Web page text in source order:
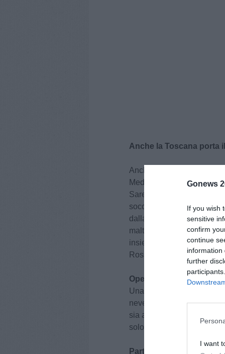
Gonews
If you wish
sensitive
confirm
continue
information
further
I want
Anche la Toscana porta
Anche la Toscana si
Medium è partito ieri
Sarebbero molte le
soccorsi sono giunti sul
dalla Toscana per portare
maltempo. Ad Amatrice,
insieme ad un freddo
Rossi, a margine dei
Operazioni di soccorso
Una parte dell'albergo è
neve. I mezzi dei soccorsi
sia a causa dlel aneve
solo a piedi con gli sci.
Parte la squadra della